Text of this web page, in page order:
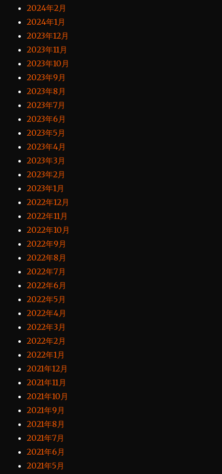
2024年2月
2024年1月
2023年12月
2023年11月
2023年10月
2023年9月
2023年8月
2023年7月
2023年6月
2023年5月
2023年4月
2023年3月
2023年2月
2023年1月
2022年12月
2022年11月
2022年10月
2022年9月
2022年8月
2022年7月
2022年6月
2022年5月
2022年4月
2022年3月
2022年2月
2022年1月
2021年12月
2021年11月
2021年10月
2021年9月
2021年8月
2021年7月
2021年6月
2021年5月